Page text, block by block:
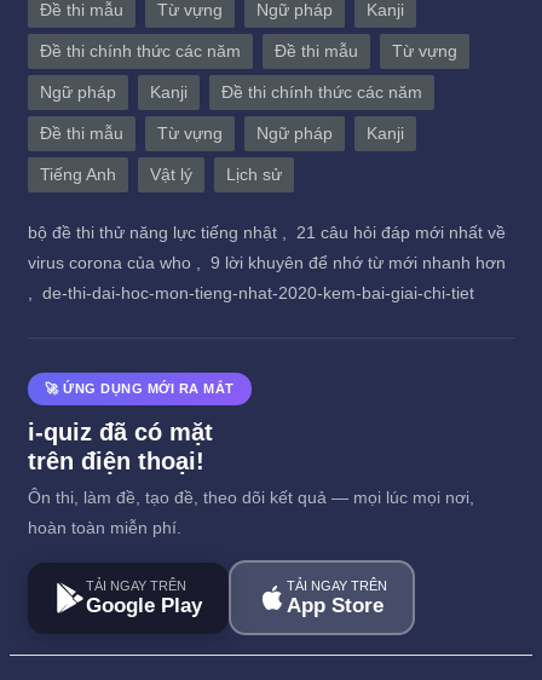
Đề thi mẫu Từ vựng Ngữ pháp Kanji
Đề thi chính thức các năm Đề thi mẫu Từ vựng
Ngữ pháp Kanji Đề thi chính thức các năm
Đề thi mẫu Từ vựng Ngữ pháp Kanji
Tiếng Anh Vật lý Lịch sử
bộ đề thi thử năng lực tiếng nhật , 21 câu hỏi đáp mới nhất về
virus corona của who , 9 lời khuyên để nhớ từ mới nhanh hơn
, de-thi-dai-hoc-mon-tieng-nhat-2020-kem-bai-giai-chi-tiet
🚀 ỨNG DỤNG MỚI RA MẮT
i-quiz đã có mặt
trên điện thoại!
Ôn thi, làm đề, tạo đề, theo dõi kết quả — mọi lúc mọi nơi,
hoàn toàn miễn phí.
TẢI NGAY TRÊN
Google Play
TẢI NGAY TRÊN
App Store